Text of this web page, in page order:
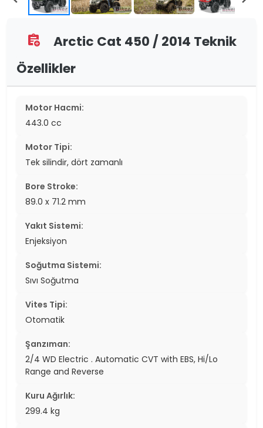
assignment_add
Arctic Cat 450 / 2014 Teknik
Özellikler
Motor Hacmi:
443.0 cc
Motor Tipi:
Tek silindir, dört zamanlı
Bore Stroke:
89.0 x 71.2 mm
Yakıt Sistemi:
Enjeksiyon
Soğutma Sistemi:
Sıvı Soğutma
Vites Tipi:
Otomatik
Şanzıman:
2/4 WD Electric . Automatic CVT with EBS, Hi/Lo
Range and Reverse
Kuru Ağırlık:
299.4 kg